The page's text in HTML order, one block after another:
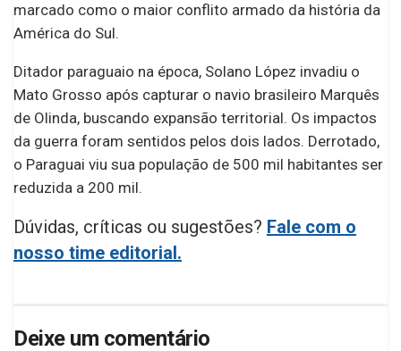
marcado como o maior conflito armado da história da
América do Sul.
Ditador paraguaio na época, Solano López invadiu o
Mato Grosso após capturar o navio brasileiro Marquês
de Olinda, buscando expansão territorial. Os impactos
da guerra foram sentidos pelos dois lados. Derrotado,
o Paraguai viu sua população de 500 mil habitantes ser
reduzida a 200 mil.
Dúvidas, críticas ou sugestões? Fale com o
nosso time editorial.
Deixe um comentário